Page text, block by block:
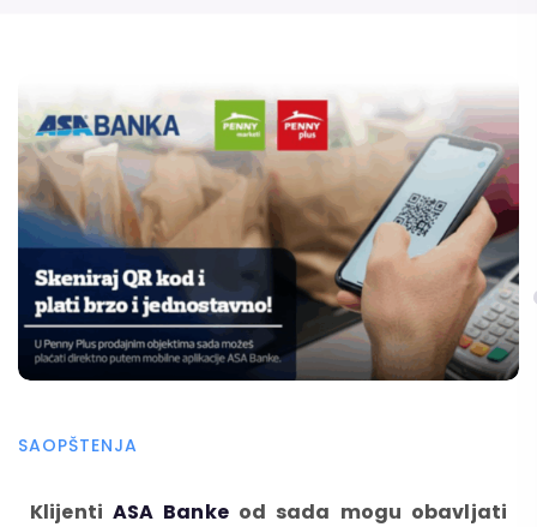
SAOPŠTENJA
Klijenti ASA Bankeod sada mogu obavljati